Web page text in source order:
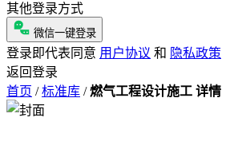
其他登录方式
微信一键登录
登录即代表同意 用户协议 和 隐私政策
返回登录
首页 / 标准库 / 燃气工程设计施工 详情